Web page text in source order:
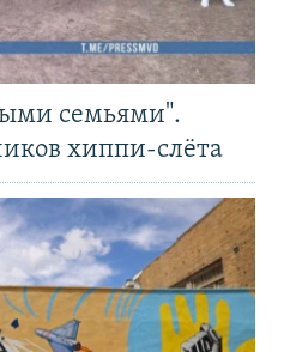
семьями".
хиппи-слёта